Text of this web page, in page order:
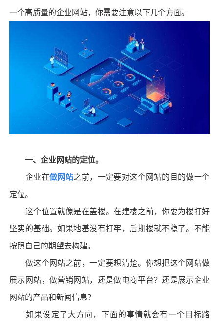
一个高质量的企业网站，你需要注意以下几个方面。
一、企业网站的定位。
企业在做网站之前，一定要对这个网站的目的做一个
定位。
这个位置就像是在盖楼。在建楼之前，你要为楼打好
坚实的基础。如果地基没有打牢，后期楼就不稳了。不能
按照自己的期望去构建。
做这个网站之前，一定要想清楚。你想把这个网站做
展示网站，做营销网站，还是做电商平台？还是展示企业
网站的产品和新闻信息？
如果设定了大方向，下面的事情就会有一个目标路